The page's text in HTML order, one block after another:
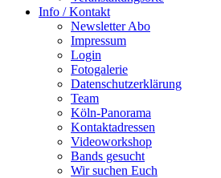
Info / Kontakt
Newsletter Abo
Impressum
Login
Fotogalerie
Datenschutzerklärung
Team
Köln-Panorama
Kontaktadressen
Videoworkshop
Bands gesucht
Wir suchen Euch